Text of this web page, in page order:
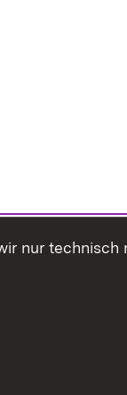
nur technisch